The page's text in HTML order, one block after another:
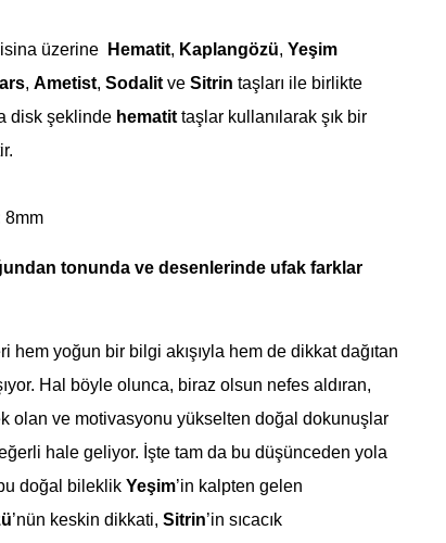
üzerine Hematit, Kaplangözü, Yeşim
, Ametist, Sodalit ve Sitrin taşları ile birlikte
disk şeklinde hematit taşlar kullanılarak şık bir
8mm
tonunda ve desenlerinde ufak farklar
hem yoğun bir bilgi akışıyla hem de dikkat dağıtan
Hal böyle olunca, biraz olsun nefes aldıran,
olan ve motivasyonu yükselten doğal dokunuşlar
hale geliyor. İşte tam da bu düşünceden yola
doğal bileklik Yeşim’in kalpten gelen
’nün keskin dikkati, Sitrin’in sıcacık